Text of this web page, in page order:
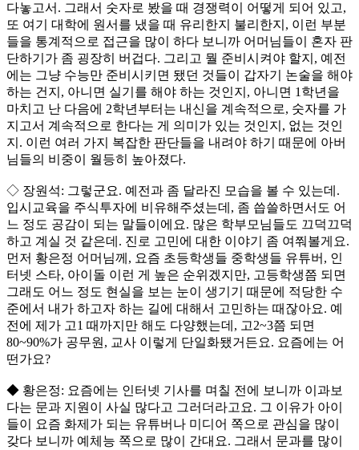
다놓고서. 그래서 숫자로 봤을 때 경쟁력이 어떻게 되어 있고,
또 여기 대학에 원서를 냈을 때 유리한지 불리한지, 이런 부분
들을 통계적으로 접근을 많이 하다 보니까 어머님들이 혼자 판
단하기가 좀 굉장히 버겁다. 그리고 뭘 준비시켜야 할지, 예전
에는 그냥 수능만 준비시키면 됐던 것들이 갑자기 논술을 해야
하는 건지, 아니면 실기를 해야 하는 것인지, 아니면 1학년을
마치고 난 다음에 2학년부터는 내신을 계속적으로, 숫자를 가
지고서 계속적으로 한다는 게 의미가 있는 것인지, 없는 것인
지. 이런 여러 가지 복잡한 판단들을 내려야 하기 때문에 아버
님들의 비중이 월등히 높아졌다.
◇ 장원석: 그렇군요. 예전과 좀 달라진 모습을 볼 수 있는데.
입시교육을 주식투자에 비유해주셨는데, 좀 씁쓸하면서도 어
느 정도 공감이 되는 말들이에요. 많은 학부모님들도 끄덕끄덕
하고 계실 것 같은데. 진로 고민에 대한 이야기 좀 여쭤볼게요.
먼저 황은정 어머님께, 요즘 초등학생들 중학생들 유튜버, 인
터넷 스타, 아이돌 이런 게 높은 순위겠지만, 고등학생쯤 되면
그래도 어느 정도 현실을 보는 눈이 생기기 때문에 적당한 수
준에서 내가 하고자 하는 길에 대해서 고민하는 때잖아요. 예
전에 제가 고1 때까지만 해도 다양했는데, 고2~3쯤 되면
80~90%가 공무원, 교사 이렇게 단일화됐거든요. 요즘에는 어
떤가요?
◆ 황은정: 요즘에는 인터넷 기사를 며칠 전에 보니까 이과보
다는 문과 지원이 사실 많다고 그러더라고요. 그 이유가 아이
들이 요즘 화제가 되는 유튜버나 미디어 쪽으로 관심을 많이
갖다 보니까 예체능 쪽으로 많이 간대요. 그래서 문과를 많이